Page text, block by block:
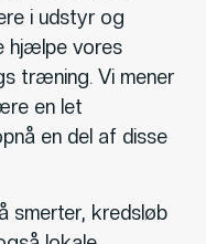
i udstyr og
hjælpe vores
træning. Vi mener
en let
en del af disse
smerter, kredsløb